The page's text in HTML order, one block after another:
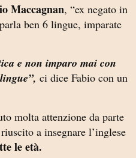
Maccagnan, “ex negato in
ben 6 lingue, imparate
e non imparo mai con
ci dice Fabio con un
molta attenzione da parte
a insegnare l’inglese
le età.